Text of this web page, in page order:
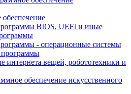
BIOS, UEFI и иные
- операционные системы
интернета вещей, робототехники и
обеспечение искусственного